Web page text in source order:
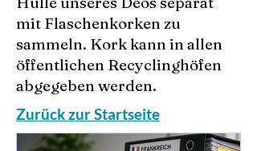
mit Flaschenkorken zu
sammeln. Kork kann in allen
öffentlichen Recyclinghöfen
abgegeben werden.
Zurück zur Startseite